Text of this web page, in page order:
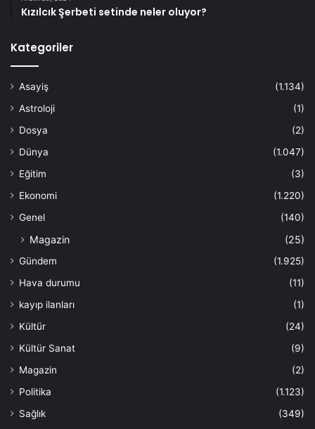
Kızılcık Şerbeti setinde neler oluyor?
Kategoriler
Asayiş
(1.134)
Astroloji
(1)
Dosya
(2)
Dünya
(1.047)
Eğitim
(3)
Ekonomi
(1.220)
Genel
(140)
Magazin (25)
Gündem
(1.925)
Hava durumu
(11)
kayıp ilanları
(1)
Kültür
(24)
Kültür Sanat
(9)
Magazin
(2)
Politika
(1.123)
Sağlık
(349)